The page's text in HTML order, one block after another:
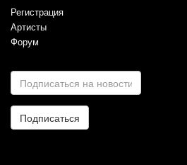
Регистрация
Артисты
Форум
E-
mail
*
Подписаться